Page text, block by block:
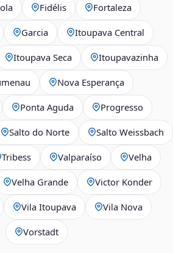
Fidélis Fortaleza
Garcia Itoupava Central
Itoupava Seca Itoupavazinha
Nova Esperança
Ponta Aguda Progresso
Salto do Norte Salto Weissbach
Tribess Valparaíso Velha
Velha Grande Victor Konder
Vila Itoupava Vila Nova
Vorstadt